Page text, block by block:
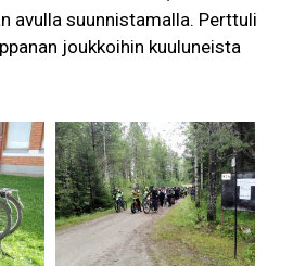
avulla suunnistamalla. Perttuli
joukkoihin kuuluneista